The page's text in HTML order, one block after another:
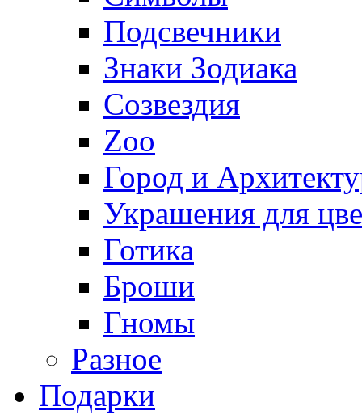
Подсвечники
Знаки Зодиака
Созвездия
Zoo
Город и
Украшения для
Готика
Броши
Гномы
Разное
Подарки